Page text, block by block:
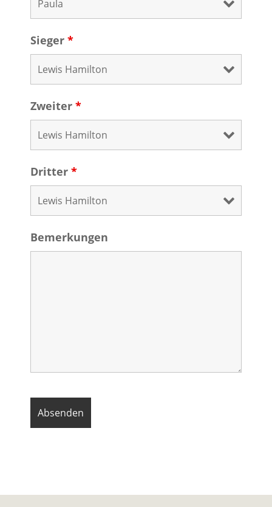
Sieger *
Zweiter *
Dritter *
Bemerkungen